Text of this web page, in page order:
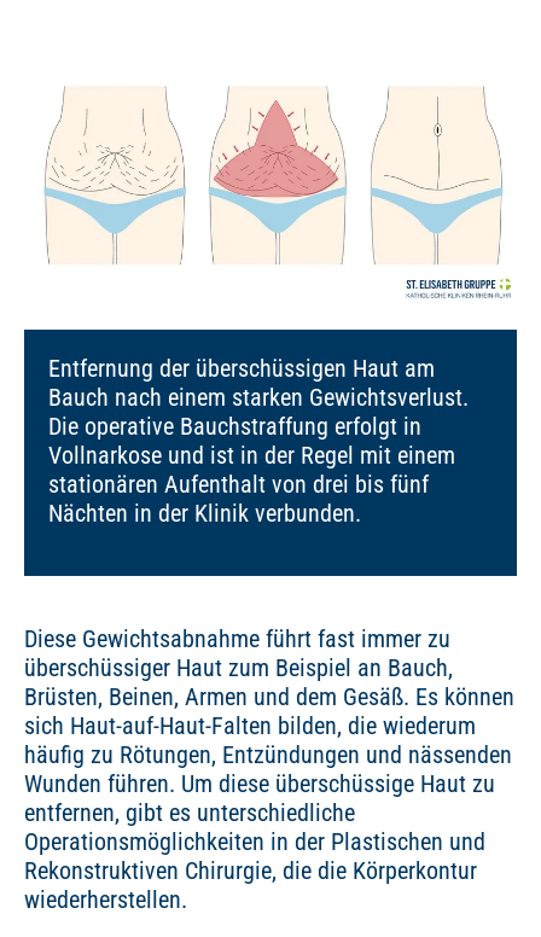
Entfernung der überschüssigen Haut am
Bauch nach einem starken Gewichtsverlust.
Die operative Bauchstraffung erfolgt in
Vollnarkose und ist in der Regel mit einem
stationären Aufenthalt von drei bis fünf
Nächten in der Klinik verbunden.
Diese Gewichtsabnahme führt fast immer zu
überschüssiger Haut zum Beispiel an Bauch,
Brüsten, Beinen, Armen und dem Gesäß. Es können
sich Haut-auf-Haut-Falten bilden, die wiederum
häufig zu Rötungen, Entzündungen und nässenden
Wunden führen. Um diese überschüssige Haut zu
entfernen, gibt es unterschiedliche
Operationsmöglichkeiten in der Plastischen und
Rekonstruktiven Chirurgie, die die Körperkontur
wiederherstellen.